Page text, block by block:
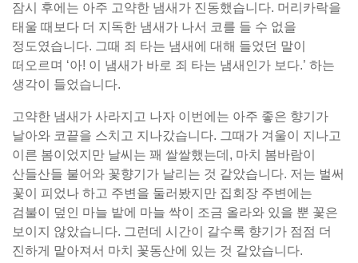
잠시 후에는 아주 고약한 냄새가 진동했습니다. 머리카락을
태울 때보다 더 지독한 냄새가 나서 코를 들 수 없을
정도였습니다. 그때 죄 타는 냄새에 대해 들었던 말이
떠오르며 ‘아! 이 냄새가 바로 죄 타는 냄새인가 보다.’ 하는
생각이 들었습니다.
고약한 냄새가 사라지고 나자 이번에는 아주 좋은 향기가
날아와 코끝을 스치고 지나갔습니다. 그때가 겨울이 지나고
이른 봄이었지만 날씨는 꽤 쌀쌀했는데, 마치 봄바람이
산들산들 불어와 꽃향기가 날리는 것 같았습니다. 저는 벌써
꽃이 피었나 하고 주변을 둘러봤지만 집회장 주변에는
검불이 덮인 마늘 밭에 마늘 싹이 조금 올라와 있을 뿐 꽃은
보이지 않았습니다. 그런데 시간이 갈수록 향기가 점점 더
진하게 맡아져서 마치 꽃동산에 있는 것 같았습니다.